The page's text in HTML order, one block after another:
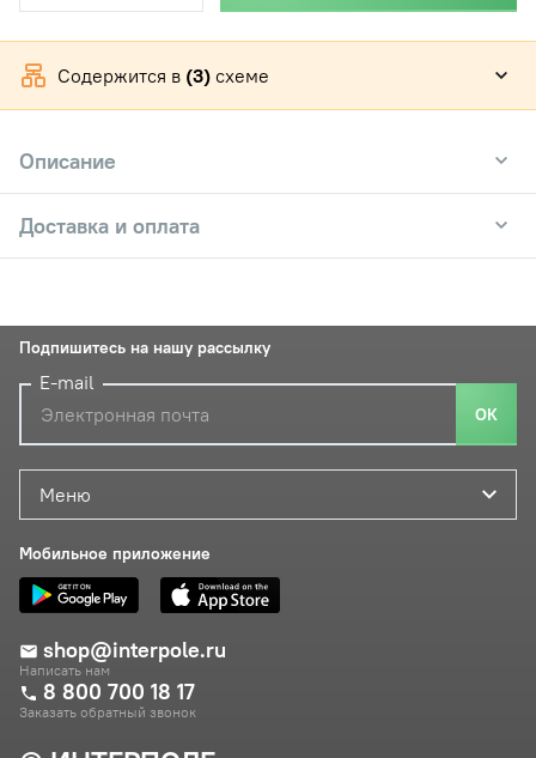
Содержится в (3) схеме
Описание
Доставка и оплата
Меню
Мобильное приложение
shop@interpole.ru
Написать нам
8 800 700 18 17
Заказать обратный звонок
Подпишитесь на нашу рассылку
E-mail
ОК